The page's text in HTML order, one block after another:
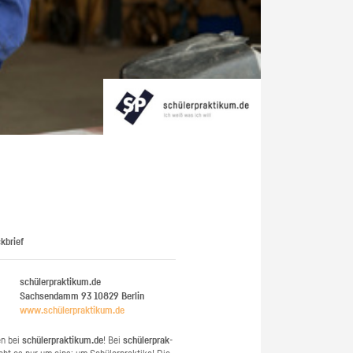
schülerpraktikum.de
Sachsendamm 93 10829 Berlin
www.​schüler​prak​tiku​m.​de
beischü­ler­prak­ti­kum.de! Beischü­ler­prak­